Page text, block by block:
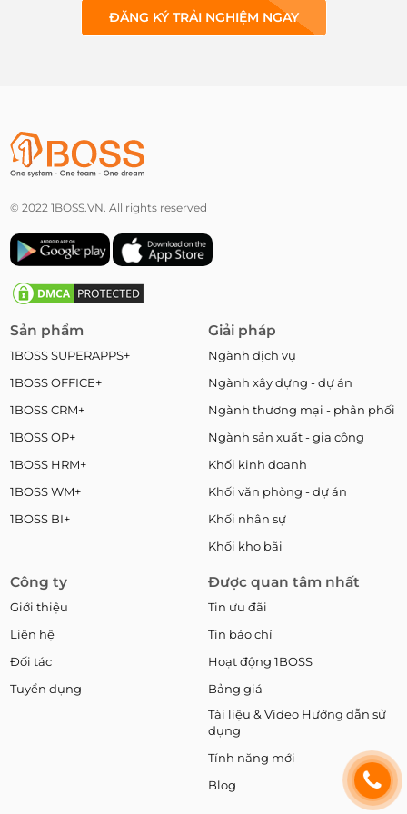
ĐĂNG KÝ TRẢI NGHIỆM NGAY
© 2022 1BOSS.VN. All rights reserved
Sản phẩm
1BOSS SUPERAPPS+
1BOSS OFFICE+
1BOSS CRM+
1BOSS OP+
1BOSS HRM+
1BOSS WM+
1BOSS BI+
Giải pháp
Ngành dịch vụ
Ngành xây dựng - dự án
Ngành thương mại - phân phối
Ngành sản xuất - gia công
Khối kinh doanh
Khối văn phòng - dự án
Khối nhân sự
Khối kho bãi
Công ty
Giới thiệu
Liên hệ
Đối tác
Tuyển dụng
Được quan tâm nhất
Tin ưu đãi
Tin báo chí
Hoạt động 1BOSS
Bảng giá
Tài liệu & Video Hướng dẫn sử
dụng
Tính năng mới
Blog